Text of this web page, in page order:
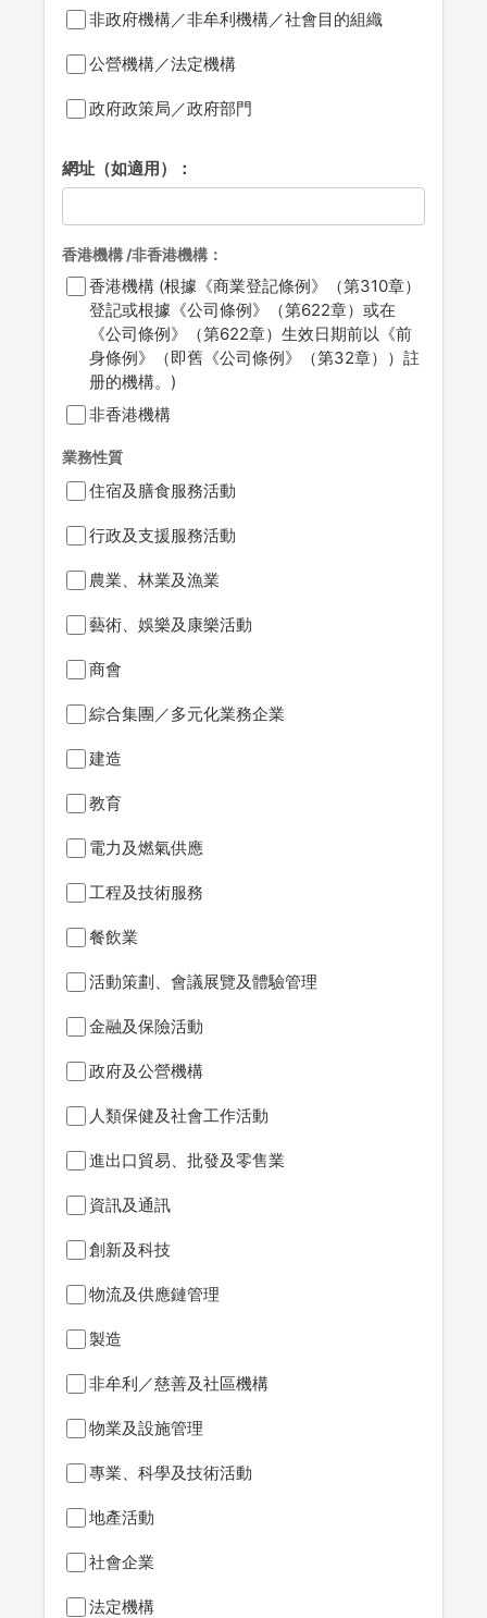
非政府機構／非牟利機構／社會目的組織
公營機構／法定機構
政府政策局／政府部門
網址（如適用）：
香港機構 /非香港機構：
香港機構 (根據《商業登記條例》（第310章）
登記或根據《公司條例》（第622章）或在
《公司條例》（第622章）生效日期前以《前
身條例》（即舊《公司條例》（第32章））註
册的機構。)
非香港機構
業務性質
住宿及膳食服務活動
行政及支援服務活動
農業、林業及漁業
藝術、娛樂及康樂活動
商會
綜合集團／多元化業務企業
建造
教育
電力及燃氣供應
工程及技術服務
餐飲業
活動策劃、會議展覽及體驗管理
金融及保險活動
政府及公營機構
人類保健及社會工作活動
進出口貿易、批發及零售業
資訊及通訊
創新及科技
物流及供應鏈管理
製造
非牟利／慈善及社區機構
物業及設施管理
專業、科學及技術活動
地產活動
社會企業
法定機構